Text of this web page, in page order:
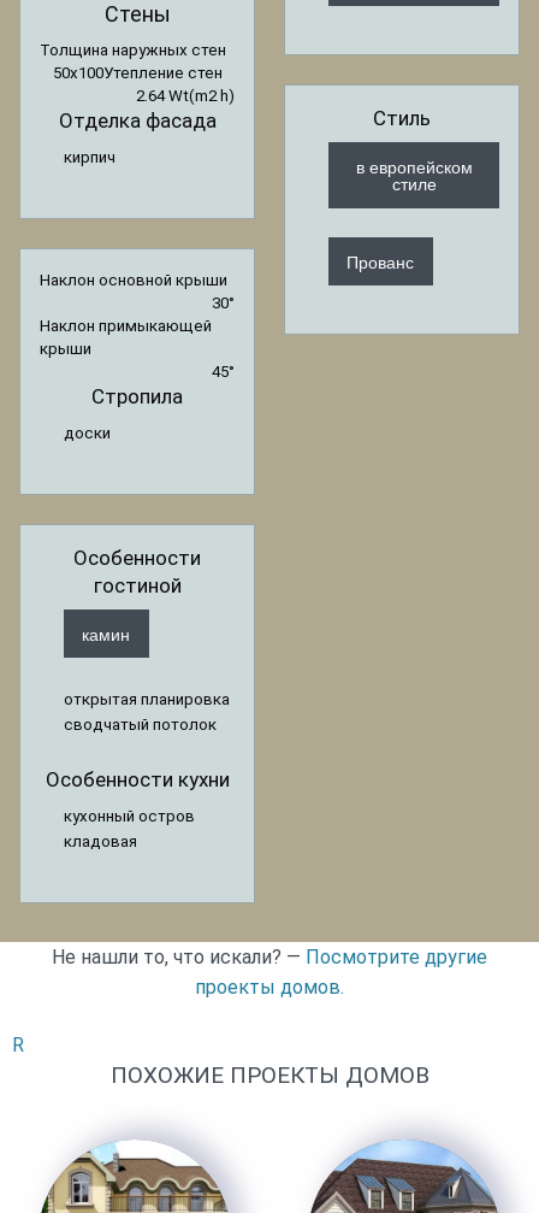
Стены
Толщина наружных стен
50x100Утепление стен
2.64 Wt(m2 h)
Отделка фасада
кирпич
Наклон основной крыши
30°
Наклон примыкающей
крыши
45°
Стропила
доски
Особенности
гостиной
камин
открытая планировка
сводчатый потолок
Особенности кухни
кухонный остров
кладовая
Стиль
в европейском
стиле
Прованс
Не нашли то, что искали? — Посмотрите другие
проекты домов.
R
ПОХОЖИЕ ПРОЕКТЫ ДОМОВ